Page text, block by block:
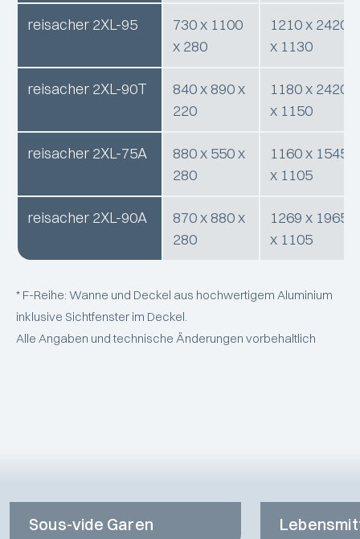
reisacher 2XL-95
730 x 1100
x 280
1210 x 2420
x 1130
reisacher 2XL-90T
840 x 890 x
220
1180 x 2420
x 1150
reisacher 2XL-75A
880 x 550 x
280
1160 x 1545
x 1105
reisacher 2XL-90A
870 x 880 x
280
1269 x 1965
x 1105
* F-Reihe: Wanne und Deckel aus hochwertigem Aluminium
inklusive Sichtfenster im Deckel.
Alle Angaben und technische Änderungen vorbehaltlich
Sous-vide Garen